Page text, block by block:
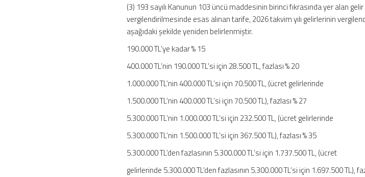
(3) 193 sayılı Kanunun 103 üncü maddesinin birinci fıkrasında yer alan
vergilendirilmesinde esas alınan tarife, 2026 takvim yılı gelirlerinin
aşağıdaki şekilde yeniden belirlenmiştir.
190.000 TL’ye kadar % 15
400.000 TL’nin 190.000 TL’si için 28.500 TL, fazlası % 20
1.000.000 TL’nin 400.000 TL’si için 70.500 TL, (ücret gelirlerinde
1.500.000 TL’nin 400.000 TL’si için 70.500 TL), fazlası % 27
5.300.000 TL’nin 1.000.000 TL’si için 232.500 TL, (ücret gelirlerinde
5.300.000 TL’nin 1.500.000 TL’si için 367.500 TL), fazlası % 35
5.300.000 TL’den fazlasının 5.300.000 TL’si için 1.737.500 TL, (ücret
gelirlerinde 5.300.000 TL’den fazlasının 5.300.000 TL’si için 1.697.500 TL),